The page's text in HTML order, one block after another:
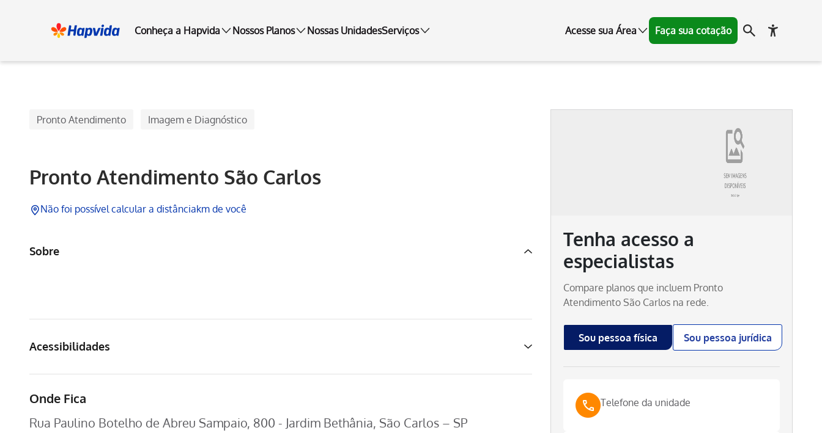
Conheça a Hapvida Nossos Planos Nossas UnidadesServiços Acesse sua Área Faça sua cotação
Pronto Atendimento Imagem e Diagnóstico
Pronto Atendimento São Carlos
Não foi possível calcular a distânciakm de você
Sobre
Acessibilidades
Onde Fica
Rua Paulino Botelho de Abreu Sampaio, 800 - Jardim Bethânia, São Carlos – SP
Tenha acesso a
especialistas
Compare planos que incluem Pronto
Atendimento São Carlos na rede.
Sou pessoa física Sou pessoa jurídica
Telefone da unidade